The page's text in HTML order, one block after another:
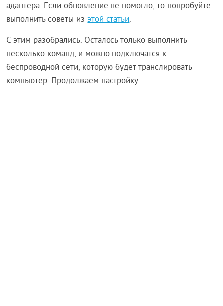
адаптера. Если обновление не помогло, то попробуйте
выполнить советы изэтой статьи.
С этим разобрались. Осталось только выполнить
несколько команд, и можно подключатся к
беспроводной сети, которую будет транслировать
компьютер. Продолжаем настройку.